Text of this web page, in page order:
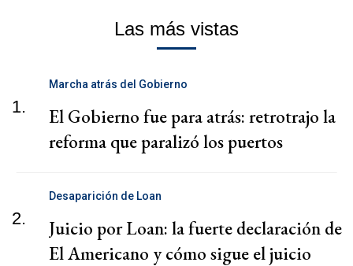
Las más vistas
1.
Marcha atrás del Gobierno
El Gobierno fue para atrás: retrotrajo la
reforma que paralizó los puertos
2.
Desaparición de Loan
Juicio por Loan: la fuerte declaración de
El Americano y cómo sigue el juicio